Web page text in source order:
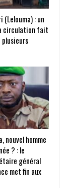
(Lelouma) : un
circulation fait
nouvel homme
? : le
général
met fin aux